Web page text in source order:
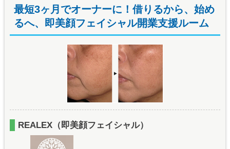
最短3ヶ月でオーナーに！借りるから、始め
るへ、即美顔フェイシャル開業支援ルーム
REALEX（即美顔フェイシャル）